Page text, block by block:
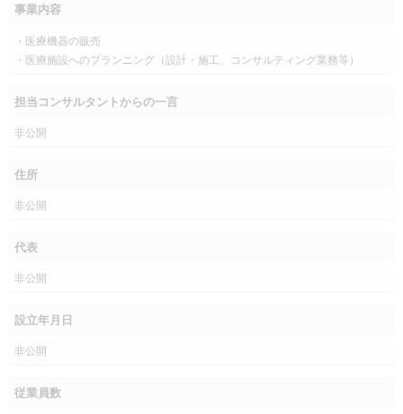
事業内容
・医療機器の販売
・医療施設へのプランニング（設計・施工、コンサルティング業務等）
担当コンサルタントからの一言
非公開
住所
非公開
代表
非公開
設立年月日
非公開
従業員数